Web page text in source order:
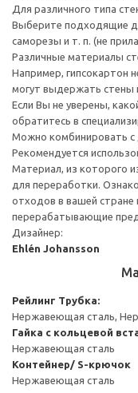
Для различного типа
Выберите подходящие
саморезы и т. п. (не
Различные материалы
Например, гипсокартон
могут выдержать стены
Если Вы не уверены,
обратитесь в
Можно комбинировать с
Рекомендуется
Материал, из которого
для переработки.
отходов в вашей стране
перерабатывающие
Дизайнер:
Ehlén Johansson
Рейлинг Трубка:
Нержавеющая сталь,
Гайка с кольцевой
Нержавеющая сталь
Контейнер/ S-крючок
Нержавеющая сталь